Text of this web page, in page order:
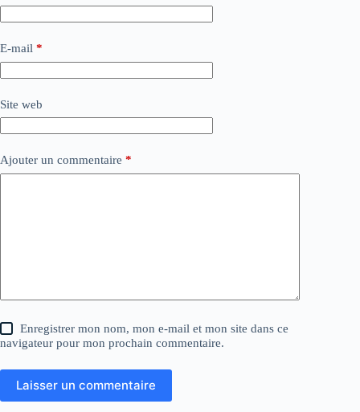
E-mail *
Site web
Ajouter un commentaire *
Enregistrer mon nom, mon e-mail et mon site dans ce
navigateur pour mon prochain commentaire.
Laisser un commentaire